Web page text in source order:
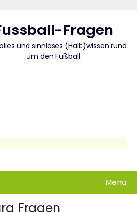
Fragen
und sinnloses (Halb)wissen rund
um den Fußball.
Menu
Fragen